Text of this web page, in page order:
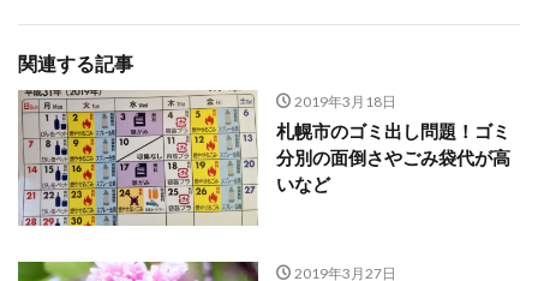
関連する記事
2019年3月18日
札幌市のゴミ出し問題！ゴミ
分別の面倒さやごみ袋代が高
いなど
2019年3月27日